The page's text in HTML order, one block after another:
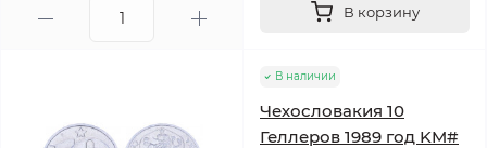
В корзину
В наличии
Чехословакия 10
Геллеров 1989 год KM#